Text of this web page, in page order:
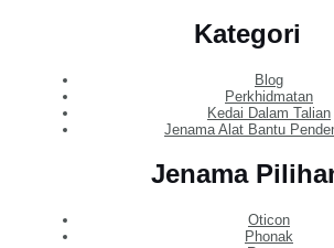
Kategori
Blog
Perkhidmatan
Kedai Dalam Talian
Jenama Alat Bantu
Jenama
Oticon
Phonak